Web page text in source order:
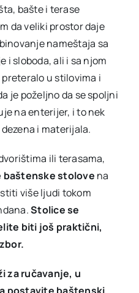
bašte i terase
da veliki prostor daje
nameštaja sa
i sloboda, ali i sa njom
u stilovima i
je poželjno da se spoljni
na enterijer, i to nek
i materijala.
ili terasama,
baštenske stolove na
više ljudi tokom
Stolice se
biti još praktični,
za ručavanje, u